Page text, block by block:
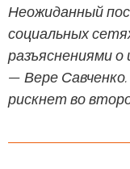
Неожиданный
социальных
разъяснениями
— Вере
рискнет во